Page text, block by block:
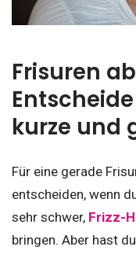
Frisuren
kurze und
Für eine gerade
entscheiden, wenn
sehr schwer, Frizz-
bringen. Aber hast